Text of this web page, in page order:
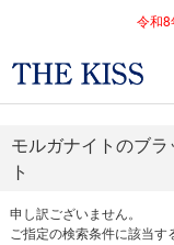
令和8
モルガナイトのブ
ト
申し訳ございません。
ご指定の検索条件に該当す